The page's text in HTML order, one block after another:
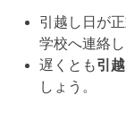
引越し日が
学校へ連絡し
遅くとも引
しょう。